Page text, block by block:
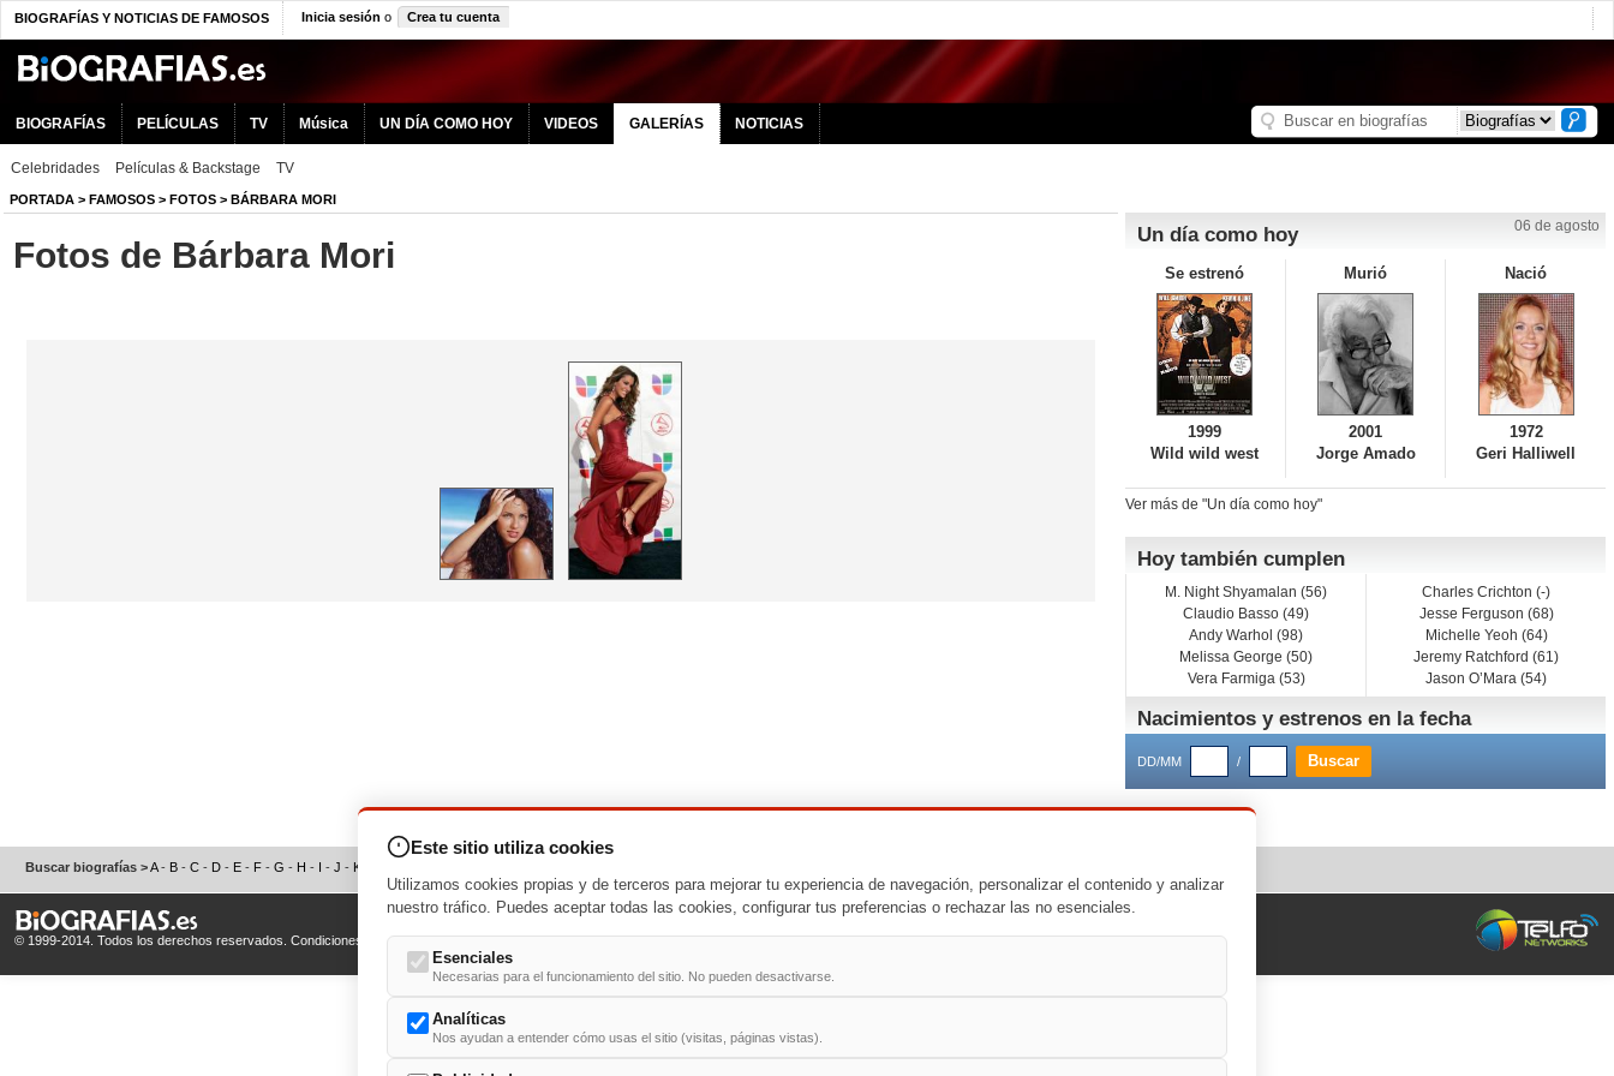
BIOGRAFÍAS Y NOTICIAS DE FAMOSOS Inicia sesión o Crea tu cuenta
BIOGRAFÍAS PELÍCULAS TV Música UN DÍA COMO HOY VIDEOS GALERÍAS NOTICIAS
Celebridades Películas & Backstage TV
PORTADA > FAMOSOS > FOTOS > BÁRBARA MORI
Fotos de Bárbara Mori
Un día como hoy 06 de agosto
Se estrenó
1999
Wild wild west
Murió
2001
Jorge Amado
Nació
1972
Geri Halliwell
Ver más de "Un día como hoy"
Hoy también cumplen
M. Night Shyamalan (56)
Claudio Basso (49)
Andy Warhol (98)
Melissa George (50)
Vera Farmiga (53)
Charles Crichton (-)
Jesse Ferguson (68)
Michelle Yeoh (64)
Jeremy Ratchford (61)
Jason O’Mara (54)
Nacimientos y estrenos en la fecha
DD/MM /
Buscar biografías >A- B - C - D - E - F - G - H - I - J - K
© 1999-2014. Todos los derechos reservados. Condiciones de usoyPolítica de Privacidad
Este sitio utiliza cookies
Utilizamos cookies propias y de terceros para mejorar tu experiencia de navegación, personalizar el contenido y analizar
nuestro tráfico. Puedes aceptar todas las cookies, configurar tus preferencias o rechazar las no esenciales.
Esenciales
Necesarias para el funcionamiento del sitio. No pueden desactivarse.
Analíticas
Nos ayudan a entender cómo usas el sitio (visitas, páginas vistas).